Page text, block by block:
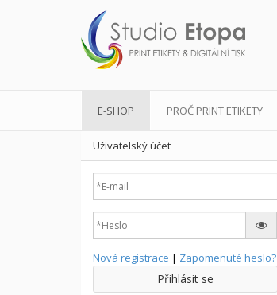
E-SHOP PROČ PRINT ETIKETY
Uživatelský účet
Nová registrace | Zapomenuté heslo?
Přihlásit se